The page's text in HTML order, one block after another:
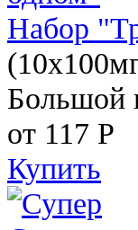
Набор
Большой
от 117 Р
Купить